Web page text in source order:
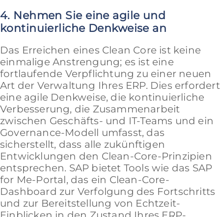
4. Nehmen Sie eine agile und
kontinuierliche Denkweise an
Das Erreichen eines Clean Core ist keine
einmalige Anstrengung; es ist eine
fortlaufende Verpflichtung zu einer neuen
Art der Verwaltung Ihres ERP. Dies erfordert
eine agile Denkweise, die kontinuierliche
Verbesserung, die Zusammenarbeit
zwischen Geschäfts- und IT-Teams und ein
Governance-Modell umfasst, das
sicherstellt, dass alle zukünftigen
Entwicklungen den Clean-Core-Prinzipien
entsprechen. SAP bietet Tools wie das SAP
for Me-Portal, das ein Clean-Core-
Dashboard zur Verfolgung des Fortschritts
und zur Bereitstellung von Echtzeit-